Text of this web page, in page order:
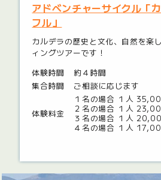
アドベンチャーサイクル「
フル」
カルデラの歴史と文化、自然を楽
ィングツアーです！
体験時間
約４時間
集合時間
ご相談に応じます
体験料金
１名の場合 １人
２名の場合 １人
３名の場合 １人
４名の場合 １人